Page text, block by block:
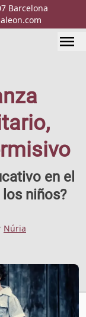
Barcelona
en el
niños?
Núria